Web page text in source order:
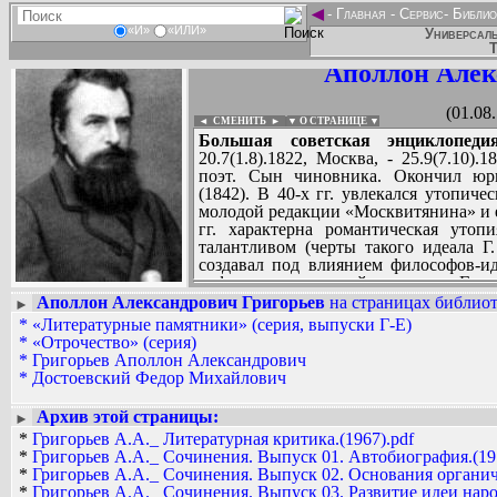
«И» «ИЛИ»
◄- Главная - Сервис-
Аполлон
◄ СМЕНИТЬ ► ▼ О СТРАНИЦЕ ▼
Большая советская
20.7(1.8).1822, Москва, -
поэт. Сын чиновника. Окончил
(1842). В 40-х гг. увлекался
молодой редакции «Москвитянина» и
гг. характерна романтическая
талантливом (черты такого идеала
создавал под влиянием
пафос «органической критики» Г. -
мысли и души художника,
внимание Г. уделял национальным и
но, в отличие от революционных
интересовался не столько
отношением автора к героям,
творчеством Н.В. Гоголя; в
Островского; после 1855
«смирение», но и бунтарство;
Лермонтова, А.И. Герцена, И.С.
вместе с Ф.М. Достоевским и Н.Н.
почвенничества. Сотрудничал в
Вадим Ершов...
СПИСОК НЕКОТОРЫХ
► Аполлон Александрович Григорьев на страницах
* «Литературные памятники» (серия, выпуски Г-Е)
* «Отрочество» (серия)
* Григорьев Аполлон Александрович
* Достоевский Федор Михайлович
►
Архив этой страницы:
* Григорьев А.А._ Литературная критика.(1967).pdf
* Григорьев А.А._ Сочинения. Выпуск 01.
* Григорьев А.А._ Сочинения. Выпуск 02. Основания
* Григорьев А.А._ Сочинения. Выпуск 03. Развитие идеи